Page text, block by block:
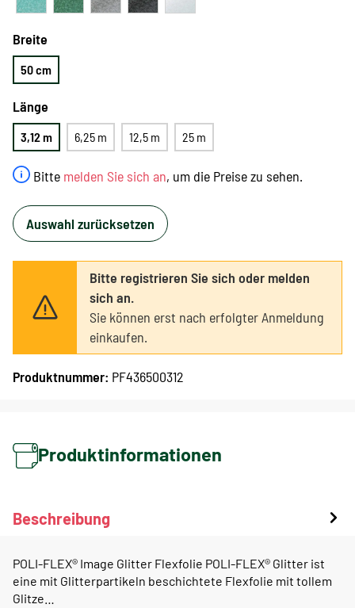
Bitte melden Sie sich an, um die Preise zu sehen.
Breite
50 cm
Länge
3,12 m 6,25 m 12,5 m 25 m
Auswahl zurücksetzen
Bitte registrieren Sie sich oder melden
sich an.
Sie können erst nach erfolgter Anmeldung
einkaufen.
Produktnummer: PF436500312
Produktinformationen
Beschreibung
POLI-FLEX® Image Glitter Flexfolie POLI-FLEX® Glitter ist
eine mit Glitterpartikeln beschichtete Flexfolie mit tollem
Glitze…